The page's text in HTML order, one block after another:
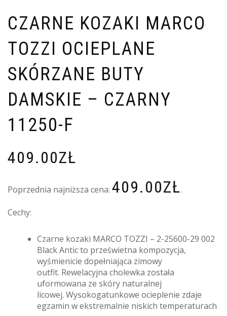
CZARNE KOZAKI MARCO
TOZZI OCIEPLANE
SKÓRZANE BUTY
DAMSKIE – CZARNY
11250-F
409.00ZŁ
Poprzednia najniższa cena: 409.00ZŁ.
Cechy:
Czarne kozaki MARCO TOZZI – 2-25600-29 002
Black Antic to prześwietna kompozycja,
wyśmienicie dopełniająca zimowy
outfit. Rewelacyjna cholewka została
uformowana ze skóry naturalnej
licowej. Wysokogatunkowe ocieplenie zdaje
egzamin w ekstremalnie niskich temperaturach